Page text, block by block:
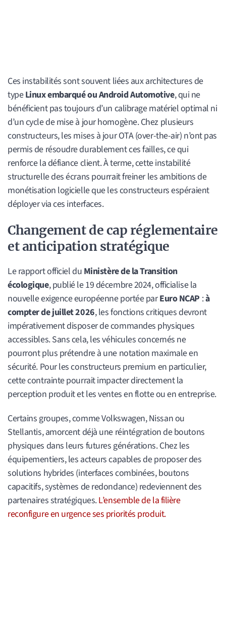
Ces instabilités sont souvent liées aux architectures de
typeLinux embarqué ou Android Automotive, qui ne
bénéficient pas toujours d’un calibrage matériel optimal ni
d’un cycle de mise à jour homogène. Chez plusieurs
constructeurs, les mises à jour OTA (over-the-air) n’ont pas
permis de résoudre durablement ces failles, ce qui
renforce la défiance client. À terme, cette instabilité
structurelle des écrans pourrait freiner les ambitions de
monétisation logicielle que les constructeurs espéraient
déployer via ces interfaces.
Changement de cap réglementaire
et anticipation stratégique
Le rapport officiel du Ministère de la Transition
écologique, publié le 19 décembre 2024, officialise la
nouvelle exigence européenne portée parEuro NCAP :à
compter de juillet 2026, les fonctions critiques devront
impérativement disposer de commandes physiques
accessibles. Sans cela, les véhicules concernés ne
pourront plus prétendre à une notation maximale en
sécurité. Pour les constructeurs premium en particulier,
cette contrainte pourrait impacter directement la
perception produit et les ventes en flotte ou en entreprise.
Certains groupes, comme Volkswagen, Nissan ou
Stellantis, amorcent déjà une réintégration de boutons
physiques dans leurs futures générations. Chez les
équipementiers, les acteurs capables de proposer des
solutions hybrides (interfaces combinées, boutons
capacitifs, systèmes de redondance) redeviennent des
partenaires stratégiques.L’ensemble de la filière
reconfigure en urgence ses priorités produit.